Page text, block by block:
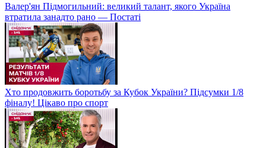
Валер'ян Підмогильний: великий талант, якого Україна
втратила занадто рано — Постаті
Хто продовжить боротьбу за Кубок України? Підсумки 1/8
фіналу! Цікаво про спорт